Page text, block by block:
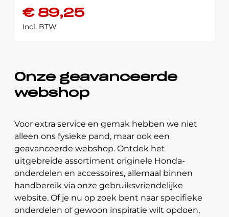
€89,25
Incl. BTW
Onze geavanceerde
webshop
Voor extra service en gemak hebben we niet
alleen ons fysieke pand, maar ook een
geavanceerde webshop. Ontdek het
uitgebreide assortiment originele Honda-
onderdelen en accessoires, allemaal binnen
handbereik via onze gebruiksvriendelijke
website. Of je nu op zoek bent naar specifieke
onderdelen of gewoon inspiratie wilt opdoen,